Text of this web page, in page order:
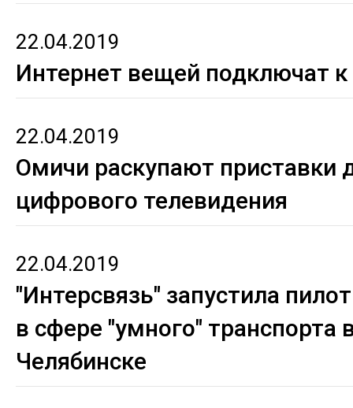
22.04.2019
Интернет вещей подключат
22.04.2019
Омичи раскупают приставки
цифрового телевидения
22.04.2019
"Интерсвязь" запустила
в сфере "умного" транспорта
Челябинске